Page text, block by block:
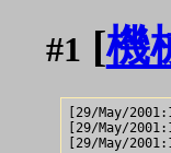
#1 [機
[29/May/
[29/May/
[29/May/